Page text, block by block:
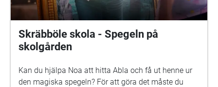
Are Nikkinen. Äventyret är gjort av Svenska Yle
drama. Vi hoppas att du ska ha en rolig och
spännande stund på din skolgård!
Skräbböle skola - Spegeln på
skolgården
Kan du hjälpa Noa att hitta Abla och få ut henne ur
den magiska spegeln? För att göra det måste du